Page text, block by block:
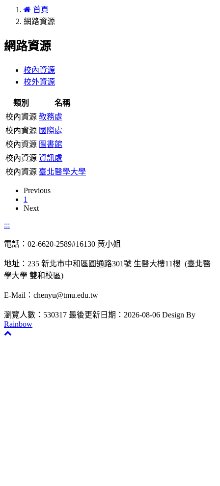
首頁
網路資源
網路資源
校內資源
校外資源
類別
名稱
校內資源 教務處
校內資源 國際處
校內資源 圖書館
校內資源 資訊處
校內資源 臺北醫學大學
Previous
1
Next
:::
電話：02-6620-2589#16130 黃小姐
地址：235 新北市中和區圓通路301號 生醫大樓11樓 (臺北醫
學大學 雙和校區)
E-Mail：chenyu@tmu.edu.tw
瀏覽人數：530317 最後更新日期：2026-08-06 Design By
Rainbow